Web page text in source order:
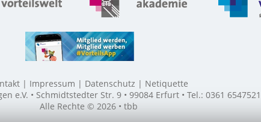
Impressum Datenschutz
Netiquette
• Schmidtstedter Str. 9 • 99084 Erfurt • Tel.: 0361 6547521
Alle Rechte © 2026 • tbb